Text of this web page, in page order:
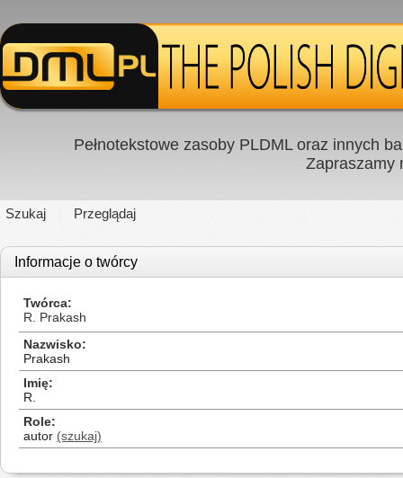
Pełnotekstowe zasoby PLDML oraz innych
Zapraszamy
Szukaj Przeglądaj
Informacje o twórcy
Twórca
R. Prakash
Nazwisko
Prakash
Imię
R.
Role
autor (szukaj)